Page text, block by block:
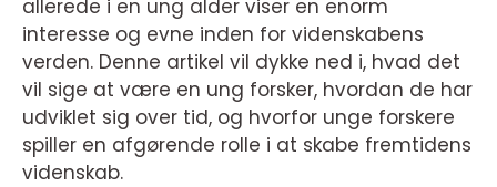
allerede i en ung alder viser en enorm
interesse og evne inden for videnskabens
verden. Denne artikel vil dykke ned i, hvad det
vil sige at være en ung forsker, hvordan de har
udviklet sig over tid, og hvorfor unge forskere
spiller en afgørende rolle i at skabe fremtidens
videnskab.